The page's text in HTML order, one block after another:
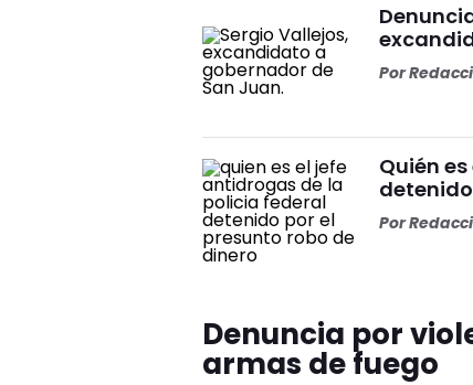
Por
Quién
Por
Denuncia por
armas de fuego